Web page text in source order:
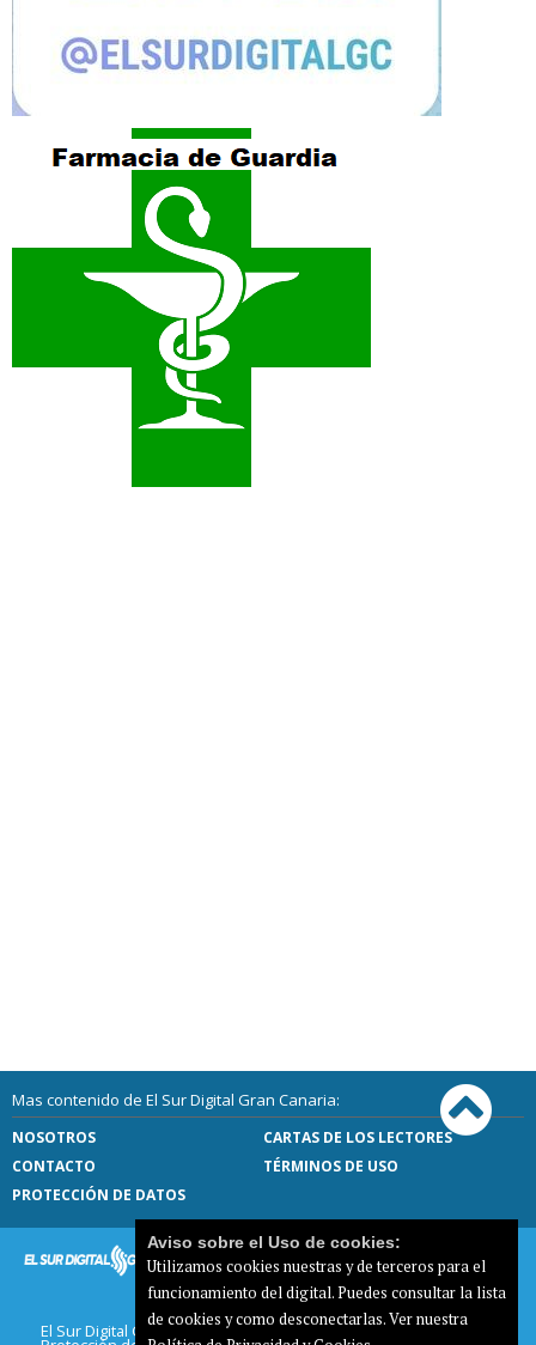
Mas contenido de El Sur Digital Gran Canaria:
NOSOTROS
CARTAS DE LOS LECTORES
CONTACTO
TÉRMINOS DE USO
PROTECCIÓN DE DATOS
El Sur Digital Gran Canaria |Términos de uso|
Aviso sobre el Uso de cookies:
Utilizamos cookies nuestras y de terceros para el
funcionamiento del digital. Puedes consultar la lista
de cookies y como desconectarlas.Ver nuestra